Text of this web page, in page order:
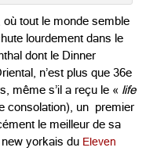
tout le monde semble
lourdement dans le
dont le Dinner
n’est plus que 36e
même s’il a reçu le « life
consolation), un premier
le meilleur de sa
yorkais du Eleven